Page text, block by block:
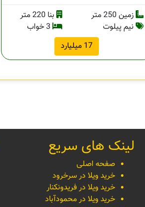
زمین 250 متر
بنا 220 متر
نیم پیلوت
17 میلیارد
لینک های سریع
صفحه اصلی
خرید ویلا در سرخرود
خرید ویلا در فریدونکنار
خرید ویلا در محمودآباد